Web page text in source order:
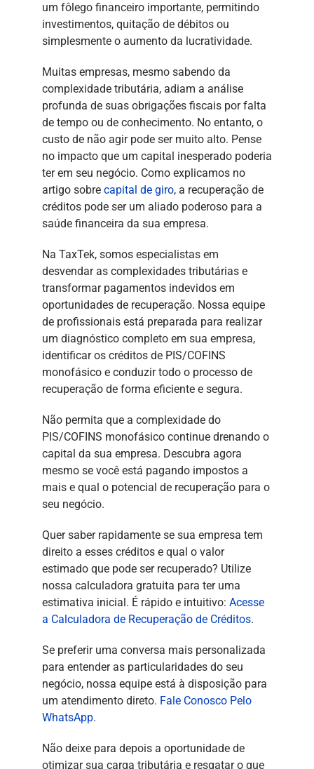
um fôlego financeiro importante, permitindo
investimentos, quitação de débitos ou
simplesmente o aumento da lucratividade.
Muitas empresas, mesmo sabendo da
complexidade tributária, adiam a análise
profunda de suas obrigações fiscais por falta
de tempo ou de conhecimento. No entanto, o
custo de não agir pode ser muito alto. Pense
no impacto que um capital inesperado poderia
ter em seu negócio. Como explicamos no
artigo sobre capital de giro, a recuperação de
créditos pode ser um aliado poderoso para a
saúde financeira da sua empresa.
Na TaxTek, somos especialistas em
desvendar as complexidades tributárias e
transformar pagamentos indevidos em
oportunidades de recuperação. Nossa equipe
de profissionais está preparada para realizar
um diagnóstico completo em sua empresa,
identificar os créditos de PIS/COFINS
monofásico e conduzir todo o processo de
recuperação de forma eficiente e segura.
Não permita que a complexidade do
PIS/COFINS monofásico continue drenando o
capital da sua empresa. Descubra agora
mesmo se você está pagando impostos a
mais e qual o potencial de recuperação para o
seu negócio.
Quer saber rapidamente se sua empresa tem
direito a esses créditos e qual o valor
estimado que pode ser recuperado? Utilize
nossa calculadora gratuita para ter uma
estimativa inicial. É rápido e intuitivo: Acesse
a Calculadora de Recuperação de Créditos.
Se preferir uma conversa mais personalizada
para entender as particularidades do seu
negócio, nossa equipe está à disposição para
um atendimento direto. Fale Conosco Pelo
WhatsApp.
Não deixe para depois a oportunidade de
otimizar sua carga tributária e resgatar o que